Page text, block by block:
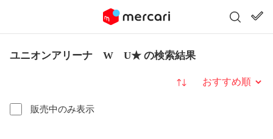
ユニオンアリーナ W U★ の検索結果
販売中のみ表示
並び替え